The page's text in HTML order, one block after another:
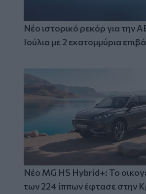
Νέο ιστορικό ρεκόρ για την
Ιούλιο με 2 εκατομμύρια
Νέο MG HS Hybrid+: Το
των 224 ίππων έφτασε στην